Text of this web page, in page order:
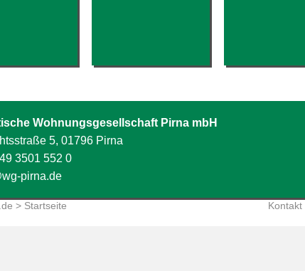
Wohnungsgesellschaft Pirna mbH
5, 01796 Pirna
3501 552 0
pirna.de
> Startseite Kontakt